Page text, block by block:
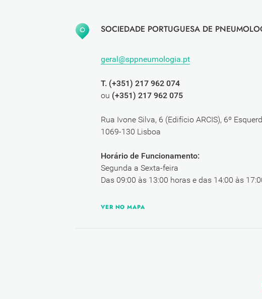
SOCIEDADE PORTUGUESA DE
geral@sppneumologia.pt
T. (+351) 217 962 074
ou (+351) 217 962 075
Rua Ivone Silva, 6 (Edifício ARCIS), 6º
1069-130 Lisboa
Horário de Funcionamento:
Segunda a Sexta-feira
Das 09:00 às 13:00 horas e das 14:00 às
VER NO MAPA